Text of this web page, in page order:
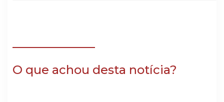
O que achou desta notícia?